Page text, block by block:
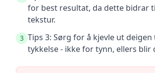
for best resultat, da dette bidrar
tekstur.
3 Tips 3: Sørg for å kjevle ut
tykkelse - ikke for tynn, ellers blir